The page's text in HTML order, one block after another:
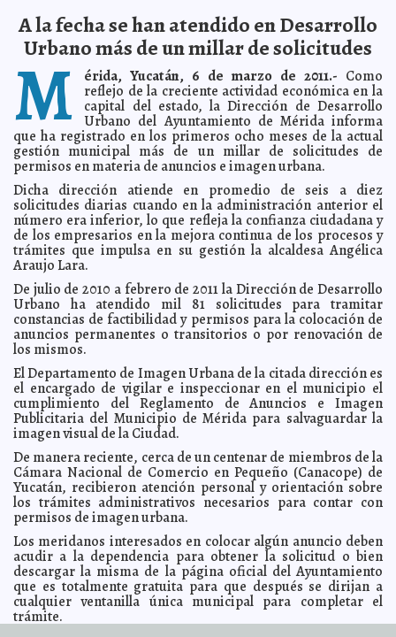
2011-03-09 16:52:38 Sigue siendo Slim el hombre más rico del mundo
según Forbes A7
2011-03-09 16:43:34 Miércoles de ceniza, orígenes y costumbre Guillermo
Barrera Fernandez
2011-03-09 12:58:10 Pronósticos da inicio a la venta de sus productos por
Internet y lanza "Juega y Gana en Línea" A7
2011-03-09 12:35:23 Alegre Carnaval panista en Espita A7
2011-03-09 12:23:43 Recolectan 143.4 toneladas de basura del Carnaval de
Mérida A7
2011-03-09 12:10:11 El presidente municipal de Motul recibe a deportistas
motuleños y les ofrece apoyo incondicionalA7
2011-03-09 12:04:29 Representantes de comunidades mayahablantes
envían sus propuestas sobre el Anteproyecto de Ley General de
Consulta a Pueblos y Comunidades Indígenas A7
2011-03-09 11:45:49 Con la garantía de próximas mejoras, celebra su 36
aniversario el zoológico de Tizimín
2011-03-09 11:42:13 Participan 650 mil personas en efusivo cierre de Ciudad
Carnaval 2011 A7
2011-03-09 11:39:07 Refrendan en Carnaval su popularidad Angelique
Boyer y Valentino Lanús A7
2011-03-09 11:32:45 Las mujeres, protagonistas en la edificación de Mérida
A7
2011-03-09 11:28:57 "Calle 13" apuesta a la educación de la juventud
meridana A7
2011-03-09 10:46:36 ¿Te pasaste de tragos en el carnaval? Consejos para
reponerte
2011-03-09 09:55:07 Dragon Age II A7
2011-03-09 09:16:31 Colin Farrell A7
2011-03-09 08:55:24 Prohibido enseñar
2011-03-09 08:43:56 Animosidad presidencial Javier Corral Jurado
2011-03-08 16:59:33 La suspensión contra "Presunto culpable" ha sido
revocada Franz de J. Fortuny Loret de Mola
2011-03-07 23:00:00 Poliamor, práctica común en Mérida Lois Izquierdo
2011-03-07 12:49:18
A la fecha se han atendido en Desarrollo
Urbano más de un millar de solicitudes
M érida, Yucatán, 6 de marzo de 2011.- Como
reflejo de la creciente actividad económica en la
capital del estado, la Dirección de Desarrollo
Urbano del Ayuntamiento de Mérida informa
que ha registrado en los primeros ocho meses de la actual
gestión municipal más de un millar de solicitudes de
permisos en materia de anuncios e imagen urbana.
Dicha dirección atiende en promedio de seis a diez
solicitudes diarias cuando en la administración anterior el
número era inferior, lo que refleja la confianza ciudadana y
de los empresarios en la mejora continua de los procesos y
trámites que impulsa en su gestión la alcaldesa Angélica
Araujo Lara.
De julio de 2010 a febrero de 2011 la Dirección de Desarrollo
Urbano ha atendido mil 81 solicitudes para tramitar
constancias de factibilidad y permisos para la colocación de
anuncios permanentes o transitorios o por renovación de
los mismos.
El Departamento de Imagen Urbana de la citada dirección es
el encargado de vigilar e inspeccionar en el municipio el
cumplimiento del Reglamento de Anuncios e Imagen
Publicitaria del Municipio de Mérida para salvaguardar la
imagen visual de la Ciudad.
De manera reciente, cerca de un centenar de miembros de la
Cámara Nacional de Comercio en Pequeño (Canacope) de
Yucatán, recibieron atención personal y orientación sobre
los trámites administrativos necesarios para contar con
permisos de imagen urbana.
Los meridanos interesados en colocar algún anuncio deben
acudir a la dependencia para obtener la solicitud o bien
descargar la misma de la página oficial del Ayuntamiento
que es totalmente gratuita para que después se dirijan a
cualquier ventanilla única municipal para completar el
trámite.